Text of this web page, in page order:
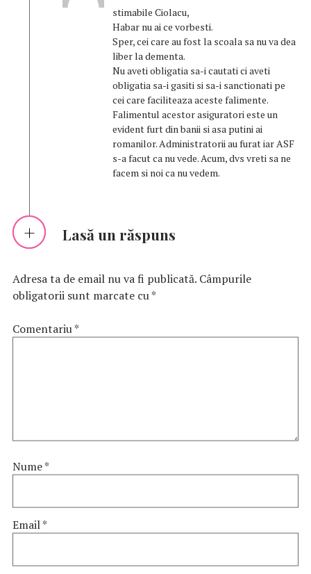
stimabile Ciolacu,
Habar nu ai ce vorbesti.
Sper, cei care au fost la scoala sa nu va dea
liber la dementa.
Nu aveti obligatia sa-i cautati ci aveti
obligatia sa-i gasiti si sa-i sanctionati pe
cei care faciliteaza aceste falimente.
Falimentul acestor asiguratori este un
evident furt din banii si asa putini ai
romanilor. Administratorii au furat iar ASF
s-a facut ca nu vede. Acum, dvs vreti sa ne
facem si noi ca nu vedem.
Lasă un răspuns
Adresa ta de email nu va fi publicată. Câmpurile
obligatorii sunt marcate cu*
Comentariu*
Nume*
Email*